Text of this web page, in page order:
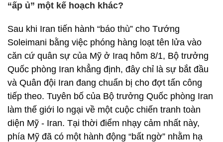
“ấp ủ” một kế hoạch khác?
Sau khi Iran tiến hành “báo thù” cho Tướng
Soleimani bằng việc phóng hàng loạt tên lửa vào
căn cứ quân sự của Mỹ ở Iraq hôm 8/1, Bộ trưởng
Quốc phòng Iran khẳng định, đây chỉ là sự bắt đầu
và Quân đội Iran đang chuẩn bị cho đợt tấn công
tiếp theo. Tuyên bố của Bộ trưởng Quốc phòng Iran
làm thế giới lo ngại về một cuộc chiến tranh toàn
diện Mỹ - Iran. Tại thời điểm nhạy cảm nhất này,
phía Mỹ đã có một hành động “bất ngờ” nhằm hạ